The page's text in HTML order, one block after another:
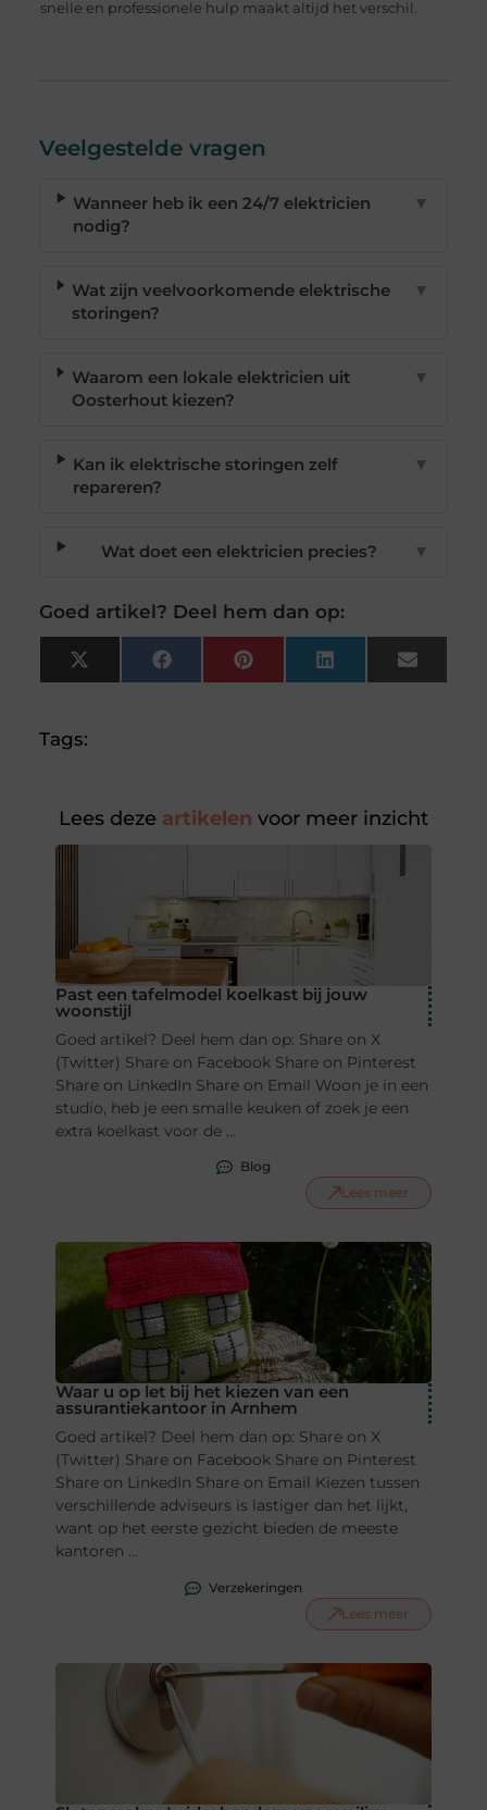
snelle en professionele hulp maakt altijd het verschil.
Veelgestelde vragen
Wanneer heb ik een 24/7 elektricien
nodig?
▼
Wat zijn veelvoorkomende elektrische
storingen?
▼
Waarom een lokale elektricien uit
Oosterhout kiezen?
▼
Kan ik elektrische storingen zelf
repareren?
▼
Wat doet een elektricien precies? ▼
Goed artikel? Deel hem dan op:
X
(Twitter)
FacebookPinterest LinkedIn Email
Tags:
Lees deze artikelen voor meer inzicht
Past een tafelmodel koelkast bij jouw
woonstijl
Goed artikel? Deel hem dan op: Share on X
(Twitter) Share on Facebook Share on Pinterest
Share on LinkedIn Share on Email Woon je in een
studio, heb je een smalle keuken of zoek je een
extra koelkast voor de ...
Blog
Lees meer
Waar u op let bij het kiezen van een
assurantiekantoor in Arnhem
Goed artikel? Deel hem dan op: Share on X
(Twitter) Share on Facebook Share on Pinterest
Share on LinkedIn Share on Email Kiezen tussen
verschillende adviseurs is lastiger dan het lijkt,
want op het eerste gezicht bieden de meeste
kantoren ...
Verzekeringen
Lees meer